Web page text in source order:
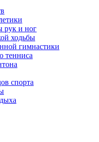
рук и ног
ходьбы
гимнастики
тенниса
спорта